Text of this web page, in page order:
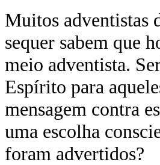
Muitos adventistas
sequer sabem que
meio adventista.
Espírito para
mensagem contra
uma escolha
foram advertidos?